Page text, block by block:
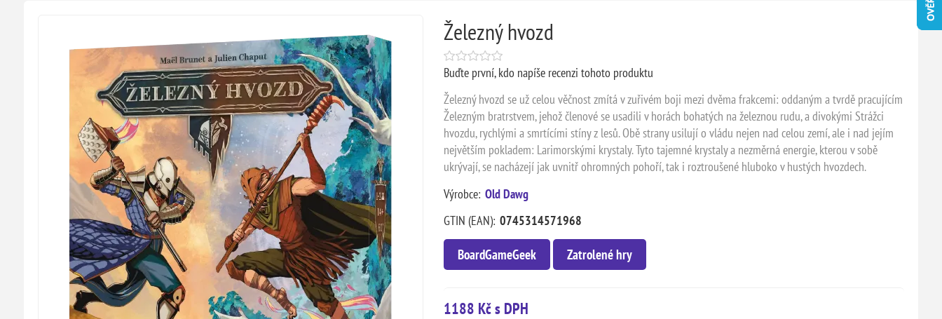
Železný hvozd
Buďte první, kdo napíše recenzi tohoto produktu
Železný hvozd se už celou věčnost zmítá v zuřivém boji mezi dvěma frakcemi: oddaným a tvrdě pracujícím
Železným bratrstvem, jehož členové se usadili v horách bohatých na železnou rudu, a divokými Strážci
hvozdu, rychlými a smrtícími stíny z lesů. Obě strany usilují o vládu nejen nad celou zemí, ale i nad jejím
největším pokladem: Larimorskými krystaly. Tyto tajemné krystaly a nezměrná energie, kterou v sobě
ukrývají, se nacházejí jak uvnitř ohromných pohoří, tak i roztroušené hluboko v hustých hvozdech.
Výrobce: Old Dawg
GTIN (EAN): 0745314571968
BoardGameGeek Zatrolené hry
1188 Kč s DPH